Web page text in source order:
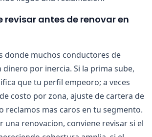
revisar antes de renovar en
donde muchos conductores de
por inercia. Si la prima sube,
que tu perfil empeoro; a veces
costo por zona, ajuste de cartera de
reclamos mas caros en tu segmento.
una renovacion, conviene revisar si el